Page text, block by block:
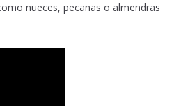
nueces, pecanas o almendras